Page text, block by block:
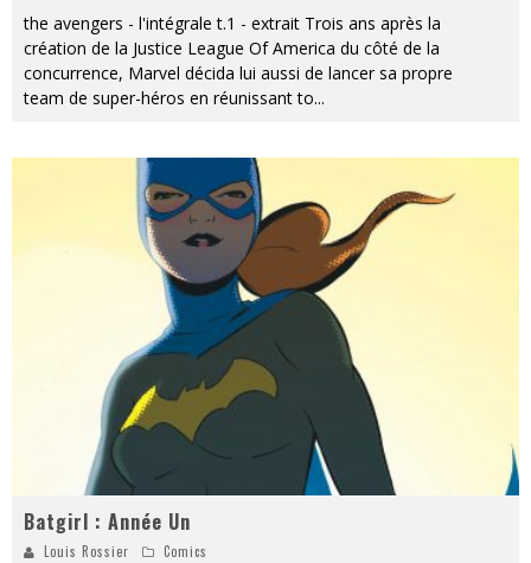
the avengers - l'intégrale t.1 - extrait Trois ans après la
création de la Justice League Of America du côté de la
concurrence, Marvel décida lui aussi de lancer sa propre
team de super-héros en réunissant to...
Batgirl : Année Un
Louis Rossier Comics